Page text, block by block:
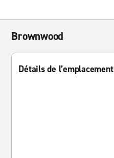
Brownwood
Détails de l’emplacement